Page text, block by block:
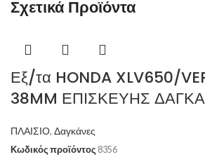
Σχετικά Προϊόντα
Εξ/τα HONDA XLV650/
38MM ΕΠΙΣΚΕΥΗΣ
ΠΛΑΙΣΙΟ, Δαγκάνες
Κωδικός προϊόντος 8356